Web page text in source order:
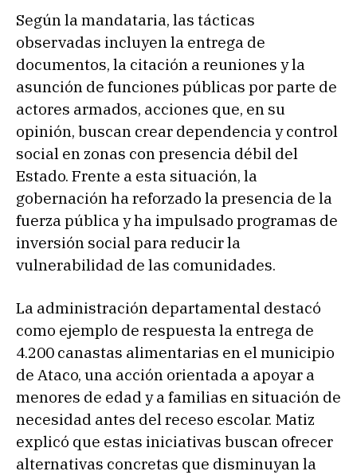
Según la mandataria, las tácticas
observadas incluyen la entrega de
documentos, la citación a reuniones y la
asunción de funciones públicas por parte de
actores armados, acciones que, en su
opinión, buscan crear dependencia y control
social en zonas con presencia débil del
Estado. Frente a esta situación, la
gobernación ha reforzado la presencia de la
fuerza pública y ha impulsado programas de
inversión social para reducir la
vulnerabilidad de las comunidades.
La administración departamental destacó
como ejemplo de respuesta la entrega de
4.200 canastas alimentarias en el municipio
de Ataco, una acción orientada a apoyar a
menores de edad y a familias en situación de
necesidad antes del receso escolar. Matiz
explicó que estas iniciativas buscan ofrecer
alternativas concretas que disminuyan la